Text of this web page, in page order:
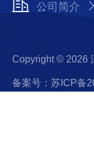
公司简介
Copyright © 2026
备案号：苏ICP备